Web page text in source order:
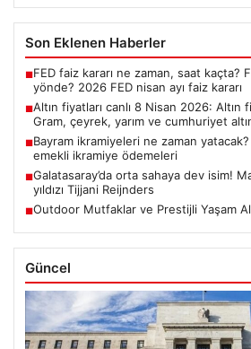
Son Eklenen Haberler
■FED faiz kararı ne zaman, saat kaçta?
yönde? 2026 FED nisan ayı faiz kararı
■Altın fiyatları canlı 8 Nisan 2026: Altın
Gram, çeyrek, yarım ve cumhuriyet
■Bayram ikramiyeleri ne zaman
emekli ikramiye ödemeleri
■Galatasaray’da orta sahaya dev isim!
yıldızı Tijjani Reijnders
■Outdoor Mutfaklar ve Prestijli Yaşam
Güncel